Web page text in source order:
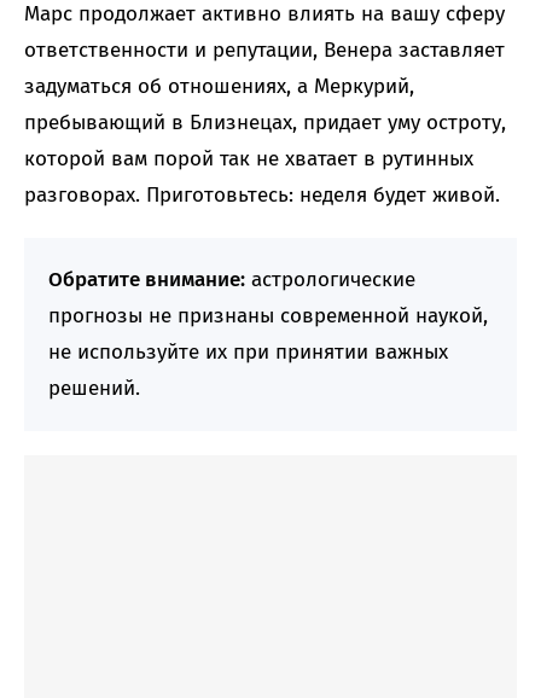
Марс продолжает активно влиять на вашу сферу
ответственности и репутации, Венера заставляет
задуматься об отношениях, а Меркурий,
пребывающий в Близнецах, придает уму остроту,
которой вам порой так не хватает в рутинных
разговорах. Приготовьтесь: неделя будет живой.
Обратите внимание: астрологические
прогнозы не признаны современной наукой,
не используйте их при принятии важных
решений.